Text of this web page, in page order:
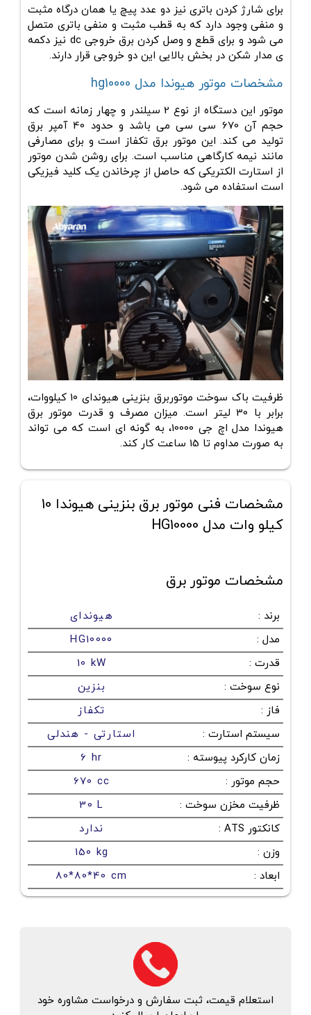
برای شارژ کردن باتری نیز دو عدد پیچ یا همان درگاه مثبت
و منفی وجود دارد که به قطب مثبت و منفی باتری متصل
می شود و برای قطع و وصل کردن برق خروجی dc نیز دکمه
ی مدار شکن در بخش بالایی این دو خروجی قرار دارند.
مشخصات موتور هیوندا مدل hg10000
موتور این دستگاه از نوع 2 سیلندر و چهار زمانه است که
حجم آن 670 سی سی می باشد و حدود 40 آمپر برق
تولید می کند. این موتور برق تکفاز است و برای مصارفی
مانند نیمه کارگاهی مناسب است. برای روشن شدن موتور
از استارت الکتریکی که حاصل از چرخاندن یک کلید فیزیکی
است استفاده می شود.
ظرفیت باک سوخت موتوربرق بنزینی هیوندای 10 کیلووات،
برابر با 30 لیتر است. میزان مصرف و قدرت موتور برق
هیوندا مدل اچ جی 10000، به گونه ای است که می تواند
به صورت مداوم تا 15 ساعت کار کند.
مشخصات فنی موتور برق بنزینی هیوندا 10
کیلو وات مدل HG10000
مشخصات موتور برق
برند :
هیوندای
مدل :
HG10000
قدرت :
10 kW
نوع سوخت :
بنزین
فاز :
تکفاز
سیستم استارت :
استارتی - هندلی
زمان کارکرد پیوسته :
6 hr
حجم موتور :
670 cc
ظرفیت مخزن سوخت :
30 L
کانکتور ATS
:
ندارد
وزن :
150 kg
ابعاد :
80*80*40 cm
استعلام قیمت، ثبت سفارش و درخواست مشاوره خود